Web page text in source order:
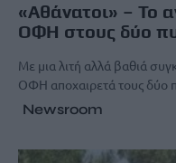
«Αθάνατοι» – Το
ΟΦΗ στους δύο
Με μια λιτή αλλά βαθιά
ΟΦΗ αποχαιρετά τους δύο
Newsroom